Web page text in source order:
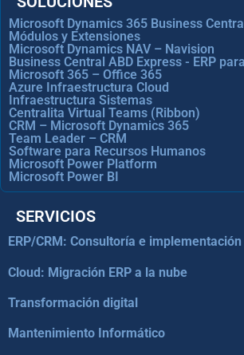
Microsoft Dynamics 365 Business
Módulos y Extensiones
Microsoft Dynamics NAV – Navision
Business Central ABD Express - ERP
Microsoft 365 – Office 365
Azure Infraestructura Cloud
Infraestructura Sistemas
Centralita Virtual Teams (Ribbon)
CRM – Microsoft Dynamics 365
Team Leader – CRM
Software para Recursos Humanos
Microsoft Power Platform
Microsoft Power BI
SERVICIOS
ERP/CRM: Consultoría e implementación
Cloud: Migración ERP a la nube
Transformación digital
Mantenimiento Informático